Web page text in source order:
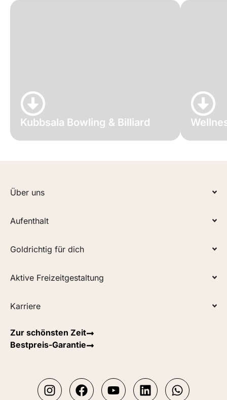
Kubbsala Bowling & Billiard
Über uns
Aufenthalt
Goldrichtig für dich
Aktive Freizeitgestaltung
Karriere
Zur schönsten Zeit
Bestpreis-Garantie